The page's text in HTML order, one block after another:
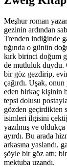
Meşhur roman
gezinin ardından
Trenden indiğinde
tığında o günün
kırk birinci doğum
de mutluluk duydu.
bir göz gezdirip,
çağırdı. Uşak,
eden birkaç kişinin
tepsi dolusu
gözden geçirdikten
isimleri ilgisini
yazılmış ve
ayırdı. Bu arada
arkasına yaslandı,
şöyle bir göz attı;
mektuba uzandı.